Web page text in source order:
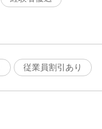
従業員割引あり